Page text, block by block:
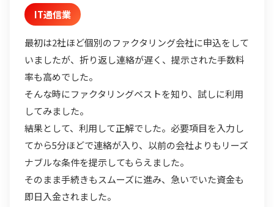
IT通信業
最初は2社ほど個別のファクタリング会社に申込をして
いましたが、折り返し連絡が遅く、提示された手数料
率も高めでした。
そんな時にファクタリングベストを知り、試しに利用
してみました。
結果として、利用して正解でした。必要項目を入力し
てから5分ほどで連絡が入り、以前の会社よりもリーズ
ナブルな条件を提示してもらえました。
そのまま手続きもスムーズに進み、急いでいた資金も
即日入金されました。